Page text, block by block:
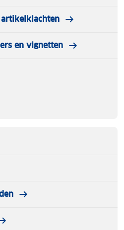
en vignetten